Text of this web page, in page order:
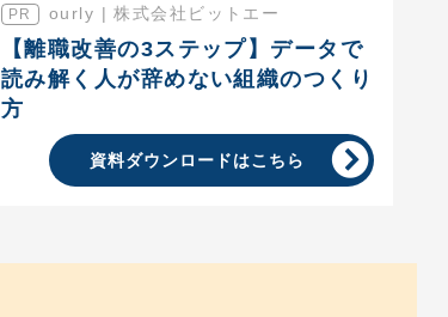
ourly | 株式会社ビットエー
【離職改善の3ステップ】データで
読み解く人が辞めない組織のつくり
方
資料ダウンロードはこちら